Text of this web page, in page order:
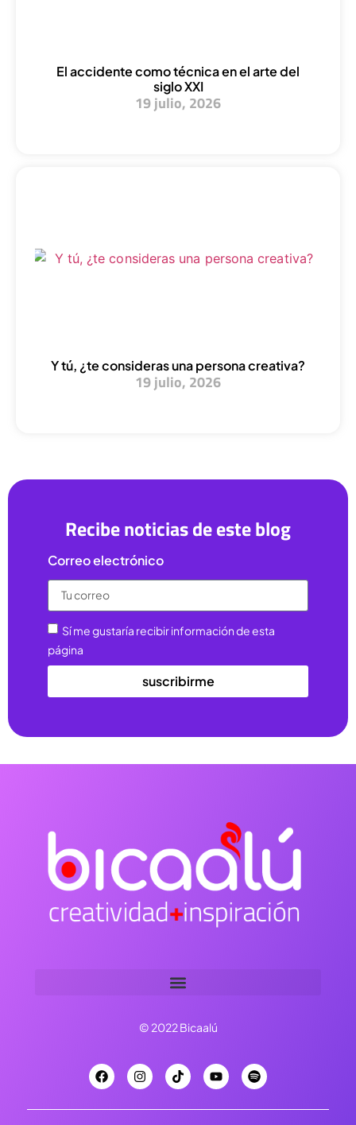
El accidente como técnica en el arte del
siglo XXI
19 julio, 2026
Y tú, ¿te consideras una persona creativa?
19 julio, 2026
Recibe noticias de este blog
Correo electrónico
Sí me gustaría recibir información de esta
página
suscribirme
© 2022 Bicaalú